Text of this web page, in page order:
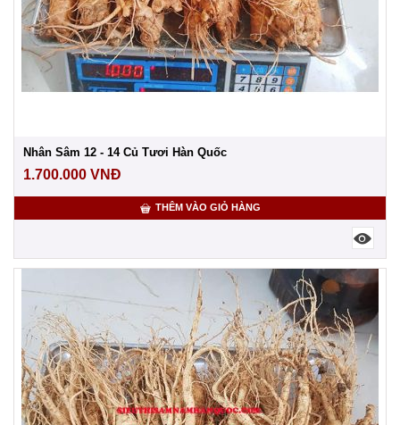
Nhân Sâm 12 - 14 Củ Tươi Hàn Quốc
1.700.000 VNĐ
THÊM VÀO GIỎ HÀNG